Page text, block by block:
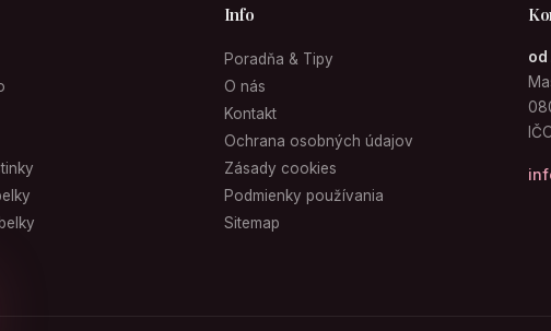
Info
Poradňa & Tipy
O nás
Kontakt
Ochrana osobných údajov
Zásady cookies
Podmienky používania
Sitemap
od